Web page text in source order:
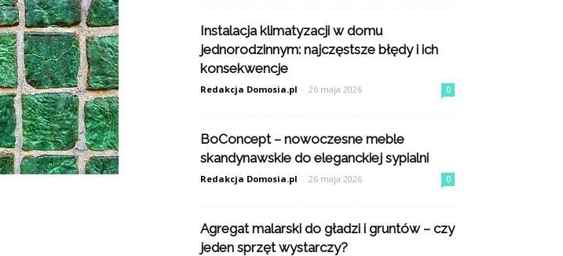
Instalacja klimatyzacji w domu
jednorodzinnym: najczęstsze błędy i ich
konsekwencje
Redakcja Domosia.pl - 26 maja 2026 0
BoConcept – nowoczesne meble
skandynawskie do eleganckiej sypialni
Redakcja Domosia.pl - 26 maja 2026 0
Agregat malarski do gładzi i gruntów – czy
jeden sprzęt wystarczy?